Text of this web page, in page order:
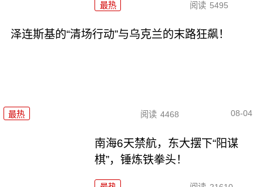
最热 阅读 5495
泽连斯基的“清场行动”与乌克兰的末路狂飙！
最热 阅读 4468 08-04
南海6天禁航，东大摆下“阳谋
棋”，锤炼铁拳头！